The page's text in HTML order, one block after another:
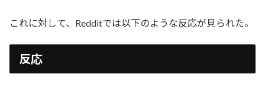
これに対して、Redditでは以下のような反応が見られた。
反応